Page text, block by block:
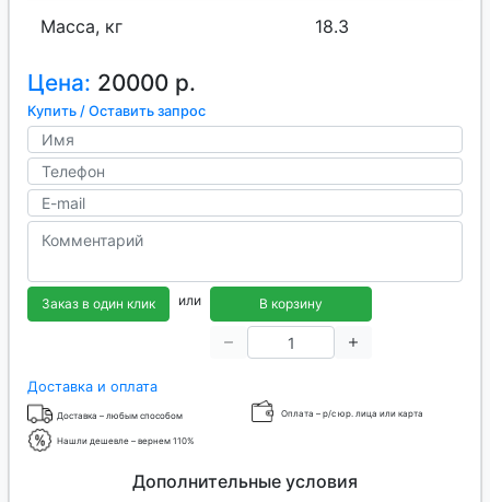
Масса, кг 18.3
Цена: 20000 р.
Купить / Оставить запрос
Заказ в один клик или В корзину
Доставка и оплата
Доставка – любым способом Оплата – р/с юр. лица или карта
Нашли дешевле – вернем 110%
Дополнительные условия